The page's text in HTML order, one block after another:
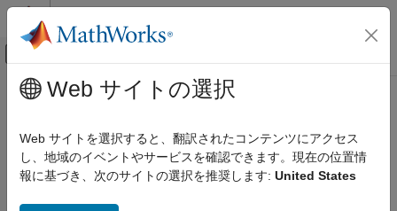
コンテンツへスキップ
オフキャンバス ナビゲーション メ
ドキュメンテーションのホーム
メインコンテンツ
Web サイトの選択
Web サイトを選択すると、翻訳されたコンテンツにアクセス
し、地域のイベントやサービスを確認できます。現在の位置情
報に基づき、次のサイトの選択を推奨します: United States